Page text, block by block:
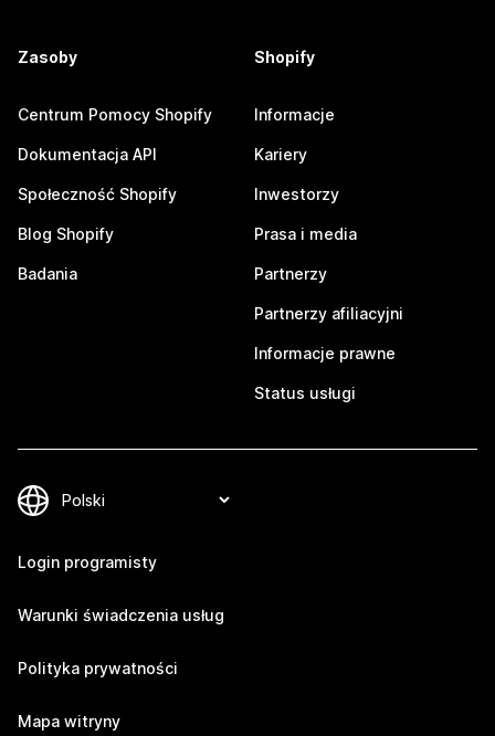
Zasoby
Centrum Pomocy Shopify
Dokumentacja API
Społeczność Shopify
Blog Shopify
Badania
Shopify
Informacje
Kariery
Inwestorzy
Prasa i media
Partnerzy
Partnerzy afiliacyjni
Informacje prawne
Status usługi
Login programisty
Warunki świadczenia usług
Polityka prywatności
Mapa witryny